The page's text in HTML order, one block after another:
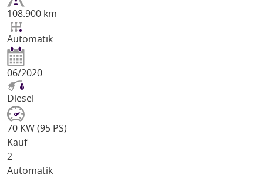
108.900 km
Automatik
06/2020
Diesel
70 KW (95 PS)
Kauf
2
Automatik